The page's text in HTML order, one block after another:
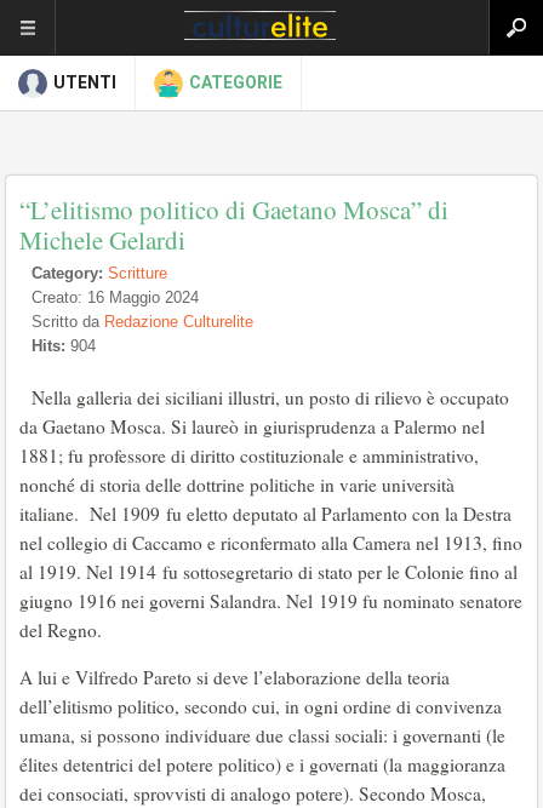
UTENTI CATEGORIE
“L’elitismo politico di Gaetano Mosca” di
Michele Gelardi
Category: Scritture
Creato: 16 Maggio 2024
Scritto da Redazione Culturelite
Hits: 904
Nella galleria dei siciliani illustri, un posto di rilievo è occupato
da Gaetano Mosca. Si laureò in giurisprudenza a Palermo nel
1881; fu professore di diritto costituzionale e amministrativo,
nonché di storia delle dottrine politiche in varie università
italiane. Nel 1909 fu eletto deputato al Parlamento con la Destra
nel collegio di Caccamo e riconfermato alla Camera nel 1913, fino
al 1919. Nel 1914 fu sottosegretario di stato per le Colonie fino al
giugno 1916 nei governi Salandra. Nel 1919 fu nominato senatore
del Regno.
A lui e Vilfredo Pareto si deve l’elaborazione della teoria
dell’elitismo politico, secondo cui, in ogni ordine di convivenza
umana, si possono individuare due classi sociali: i governanti (le
élites detentrici del potere politico) e i governati (la maggioranza
dei consociati, sprovvisti di analogo potere). Secondo Mosca,